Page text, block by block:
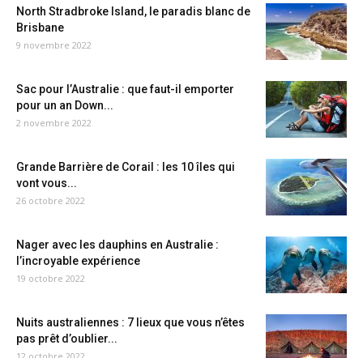
North Stradbroke Island, le paradis blanc de
Brisbane
9 novembre 2022
Sac pour l’Australie : que faut-il emporter
pour un an Down...
2 novembre 2022
Grande Barrière de Corail : les 10 îles qui
vont vous...
26 octobre 2022
Nager avec les dauphins en Australie :
l’incroyable expérience
19 octobre 2022
Nuits australiennes : 7 lieux que vous n’êtes
pas prêt d’oublier...